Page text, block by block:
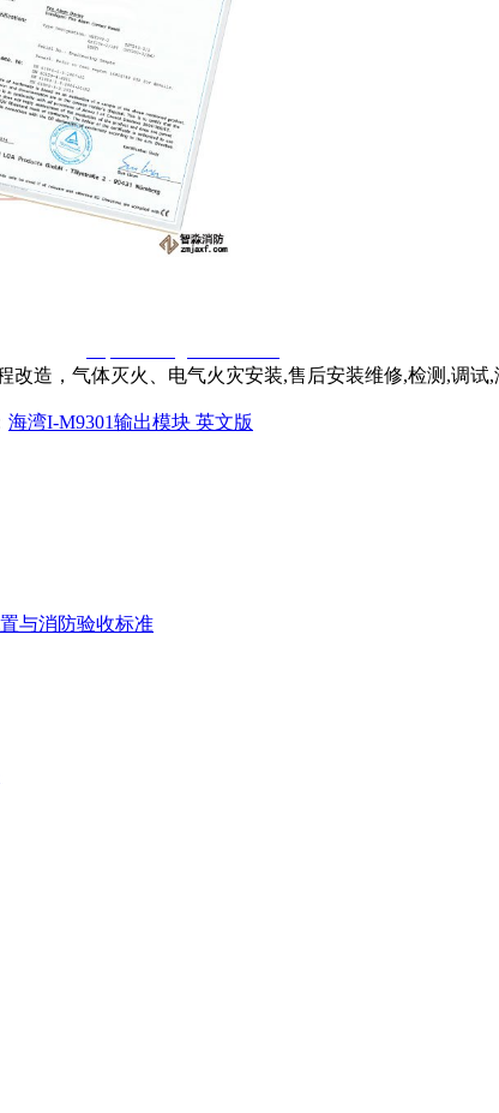
造，气体灭火、电气火灾安装,售后安装维修,检测,调试,
海湾I-M9301输出模块 英文版
与消防验收标准